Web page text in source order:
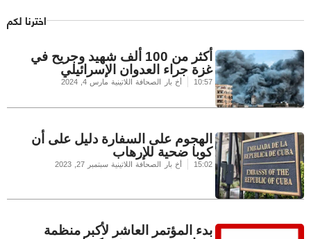
اخترنا لكم
أكثر من 100 ألف شهيد وجريح في
غزة جراء العدوان الإسرائيلي
10:57 أخ بار الصحافة اللاتينية مارس 4, 2024
الهجوم على السفارة دليل على أن
كوبا ضحية للإرهاب
15:02 أخ بار الصحافة اللاتينية سبتمبر 27, 2023
بدء المؤتمر العاشر لأكبر منظمة